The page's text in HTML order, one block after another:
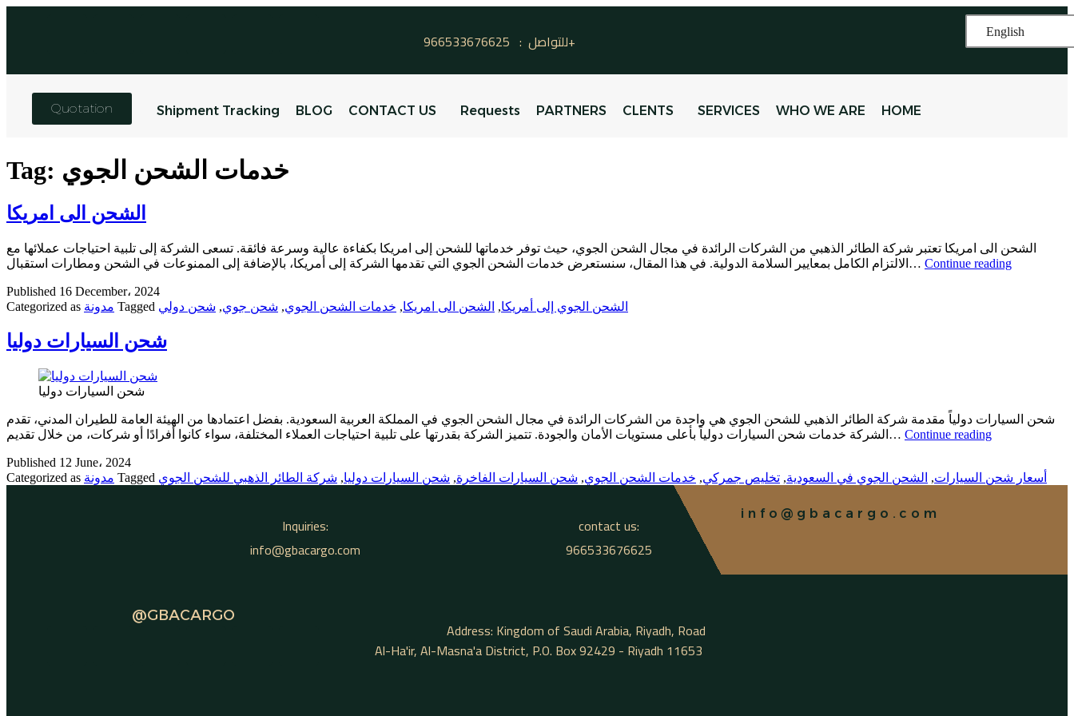
للتواصل : 966533676625+ English
HOME
WHO WE ARE
SERVICES
CLENTS
PARTNERS
Requests
CONTACT US
BLOG
Shipment Tracking
Quotation
Tag: خدمات الشحن الجوي
الشحن الى امريكا
الشحن الى امريكا تعتبر شركة الطائر الذهبي من الشركات الرائدة في مجال الشحن الجوي، حيث توفر خدماتها للشحن إلى امريكا بكفاءة عالية وسرعة فائقة. تسعى الشركة إلى تلبية احتياجات عملائها مع
الالتزام الكامل بمعايير السلامة الدولية. في هذا المقال، سنستعرض خدمات الشحن الجوي التي تقدمها الشركة إلى أمريكا، بالإضافة إلى الممنوعات في الشحن ومطارات استقبال… Continue reading
Published 16 December، 2024
Categorized as مدونة Tagged الشحن الجوي إلى أمريكا, الشحن الى امريكا, خدمات الشحن الجوي, شحن جوي, شحن دولي
شحن السيارات دوليا
شحن السيارات دوليا
شحن السيارات دولياً مقدمة شركة الطائر الذهبي للشحن الجوي هي واحدة من الشركات الرائدة في مجال الشحن الجوي في المملكة العربية السعودية. بفضل اعتمادها من الهيئة العامة للطيران المدني، تقدم
الشركة خدمات شحن السيارات دولياً بأعلى مستويات الأمان والجودة. تتميز الشركة بقدرتها على تلبية احتياجات العملاء المختلفة، سواء كانوا أفرادًا أو شركات، من خلال تقديم… Continue reading
Published 12 June، 2024
Categorized as مدونة Tagged أسعار شحن السيارات, الشحن الجوي في السعودية, تخليص جمركي, خدمات الشحن الجوي, شحن السيارات الفاخرة, شحن السيارات دوليا, شركة الطائر الذهبي للشحن الجوي
Inquiries:
info@gbacargo.com
contact us:
966533676625
info@gbacargo.com
@GBACARGO
Address: Kingdom of Saudi Arabia, Riyadh, Road
Al-Ha'ir, Al-Masna'a District, P.O. Box 92429 - Riyadh 11653